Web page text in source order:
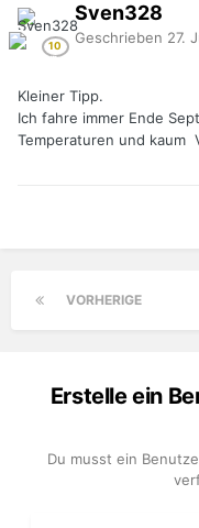
Sven328
Geschrieben 27.
Kleiner Tipp.
Ich fahre immer Ende
Temperaturen und kaum
VORHERIGE
Erstelle ein
Du musst ein